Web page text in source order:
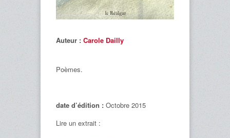
Auteur : Carole Dailly
Poèmes.
date d’édition : Octobre 2015
Lire un extrait :